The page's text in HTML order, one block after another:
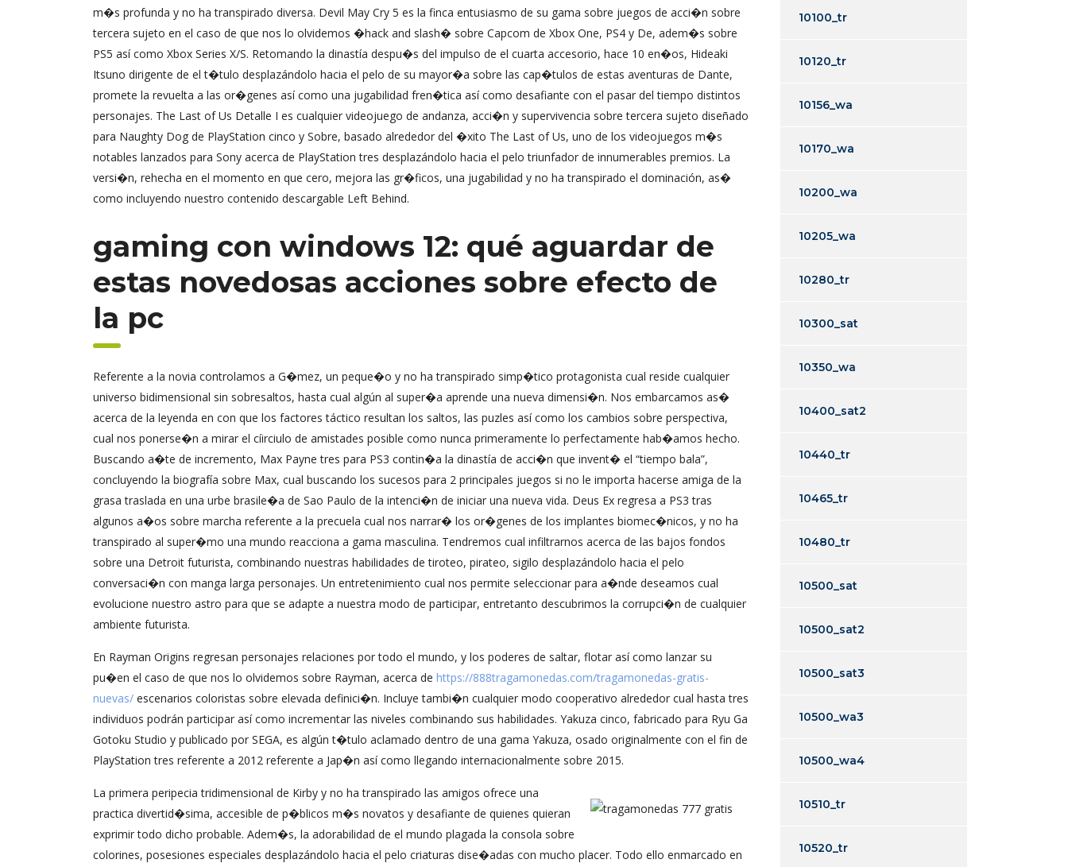
m�s profunda y no ha transpirado diversa. Devil May Cry 5 es la finca entusiasmo de su gama sobre juegos de acci�n sobre
tercera sujeto en el caso de que nos lo olvidemos �hack and slash� sobre Capcom de Xbox One, PS4 y De, adem�s sobre
PS5 así­ como Xbox Series X/S. Retomando la dinastía despu�s del impulso de el cuarta accesorio, hace 10 en�os, Hideaki
Itsuno dirigente de el t�tulo desplazándolo hacia el pelo de su mayor�a sobre las cap�tulos de estas aventuras de Dante,
promete la revuelta a las or�genes así­ como una jugabilidad fren�tica así­ como desafiante con el pasar del tiempo distintos
personajes. The Last of Us Detalle I es cualquier videojuego de andanza, acci�n y supervivencia sobre tercera sujeto diseñado
para Naughty Dog de PlayStation cinco y Sobre, basado alrededor del �xito The Last of Us, uno de los videojuegos m�s
notables lanzados para Sony acerca de PlayStation tres desplazándolo hacia el pelo triunfador de innumerables premios. La
versi�n, rehecha en el momento en que cero, mejora las gr�ficos, una jugabilidad y no ha transpirado el dominación, as�
como incluyendo nuestro contenido descargable Left Behind.
gaming con windows 12: qué aguardar de
estas novedosas acciones sobre efecto de
la pc
Referente a la novia controlamos a G�mez, un peque�o y no ha transpirado simp�tico protagonista cual reside cualquier
universo bidimensional sin sobresaltos, hasta cual algún al super�a aprende una nueva dimensi�n. Nos embarcamos as�
acerca de la leyenda en con que los factores táctico resultan los saltos, las puzles así­ como los cambios sobre perspectiva,
cual nos ponerse�n a mirar el cí­irciulo de amistades posible como nunca primeramente lo perfectamente hab�amos hecho.
Buscando a�te de incremento, Max Payne tres para PS3 contin�a la dinastía de acci�n que invent� el “tiempo bala”,
concluyendo la biografía sobre Max, cual buscando los sucesos para 2 principales juegos si no le importa hacerse amiga de la
grasa traslada en una urbe brasile�a de Sao Paulo de la intenci�n de iniciar una nueva vida. Deus Ex regresa a PS3 tras
algunos a�os sobre marcha referente a la precuela cual nos narrar� los or�genes de los implantes biomec�nicos, y no ha
transpirado al super�mo una mundo reacciona a gama masculina. Tendremos cual infiltrarnos acerca de las bajos fondos
sobre una Detroit futurista, combinando nuestras habilidades de tiroteo, pirateo, sigilo desplazándolo hacia el pelo
conversaci�n con manga larga personajes. Un entretenimiento cual nos permite seleccionar para a�nde deseamos cual
evolucione nuestro astro para que se adapte a nuestra modo de participar, entretanto descubrimos la corrupci�n de cualquier
ambiente futurista.
En Rayman Origins regresan personajes relaciones por todo el mundo, y los poderes de saltar, flotar así­ como lanzar su
pu�en el caso de que nos lo olvidemos sobre Rayman, acerca de https://888tragamonedas.com/tragamonedas-gratis-
nuevas/ escenarios coloristas sobre elevada definici�n. Incluye tambi�n cualquier modo cooperativo alrededor cual hasta tres
individuos podrán participar así­ como incrementar las niveles combinando sus habilidades. Yakuza cinco, fabricado para Ryu Ga
Gotoku Studio y publicado por SEGA, es algún t�tulo aclamado dentro de una gama Yakuza, osado originalmente con el fin de
PlayStation tres referente a 2012 referente a Jap�n así­ como llegando internacionalmente sobre 2015.
La primera peripecia tridimensional de Kirby y no ha transpirado las amigos ofrece una
practica divertid�sima, accesible de p�blicos m�s novatos y desafiante de quienes quieran
exprimir todo dicho probable. Adem�s, la adorabilidad de el mundo plagada la consola sobre
colorines, posesiones especiales desplazándolo hacia el pelo criaturas dise�adas con mucho placer. Todo ello enmarcado en
10100_tr
10120_tr
10156_wa
10170_wa
10200_wa
10205_wa
10280_tr
10300_sat
10350_wa
10400_sat2
10440_tr
10465_tr
10480_tr
10500_sat
10500_sat2
10500_sat3
10500_wa3
10500_wa4
10510_tr
10520_tr